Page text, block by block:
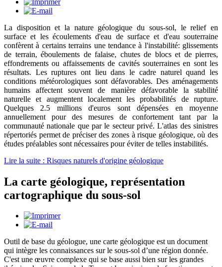
La disposition et la nature géologique du sous-sol, le relief en
surface et les écoulements d'eau de surface et d'eau souterraine
confèrent à certains terrains une tendance à l'instabilité: glissements
de terrain, éboulements de falaise, chutes de blocs et de pierres,
effondrements ou affaissements de cavités souterraines en sont les
résultats. Les ruptures ont lieu dans le cadre naturel quand les
conditions météorologiques sont défavorables. Des aménagements
humains affectent souvent de manière défavorable la stabilité
naturelle et augmentent localement les probabilités de rupture.
Quelques 2.5 millions d'euros sont dépensées en moyenne
annuellement pour des mesures de confortement tant par la
communauté nationale que par le secteur privé. L'atlas des sinistres
répertoriés permet de préciser des zones à risque géologique, où des
études préalables sont nécessaires pour éviter de telles instabilités.
Lire la suite : Risques naturels d'origine géologique
La carte géologique, représentation
cartographique du sous-sol
Outil de base du géologue, une carte géologique est un document
qui intègre les connaissances sur le sous-sol d’une région donnée.
C'est une œuvre complexe qui se base aussi bien sur les grandes